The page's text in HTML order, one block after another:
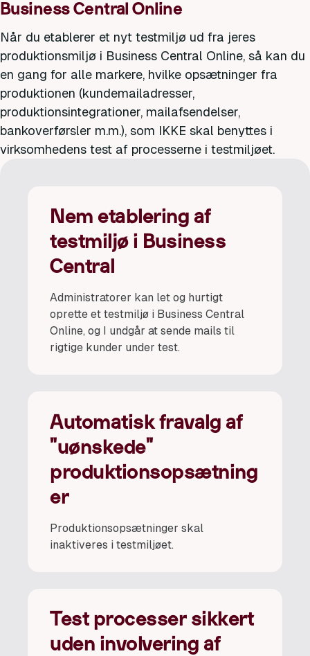
Business Central Online
Når du etablerer et nyt testmiljø ud fra jeres
produktionsmiljø i Business Central Online, så kan du
en gang for alle markere, hvilke opsætninger fra
produktionen (kundemailadresser,
produktionsintegrationer, mailafsendelser,
bankoverførsler m.m.), som IKKE skal benyttes i
virksomhedens test af processerne i testmiljøet.
Nem etablering af
testmiljø i Business
Central
Administratorer kan let og hurtigt
oprette et testmiljø i Business Central
Online, og I undgår at sende mails til
rigtige kunder under test.
Automatisk fravalg af
"uønskede"
produktionsopsætning
er
Produktionsopsætninger skal
inaktiveres i testmiljøet.
Test processer sikkert
uden involvering af